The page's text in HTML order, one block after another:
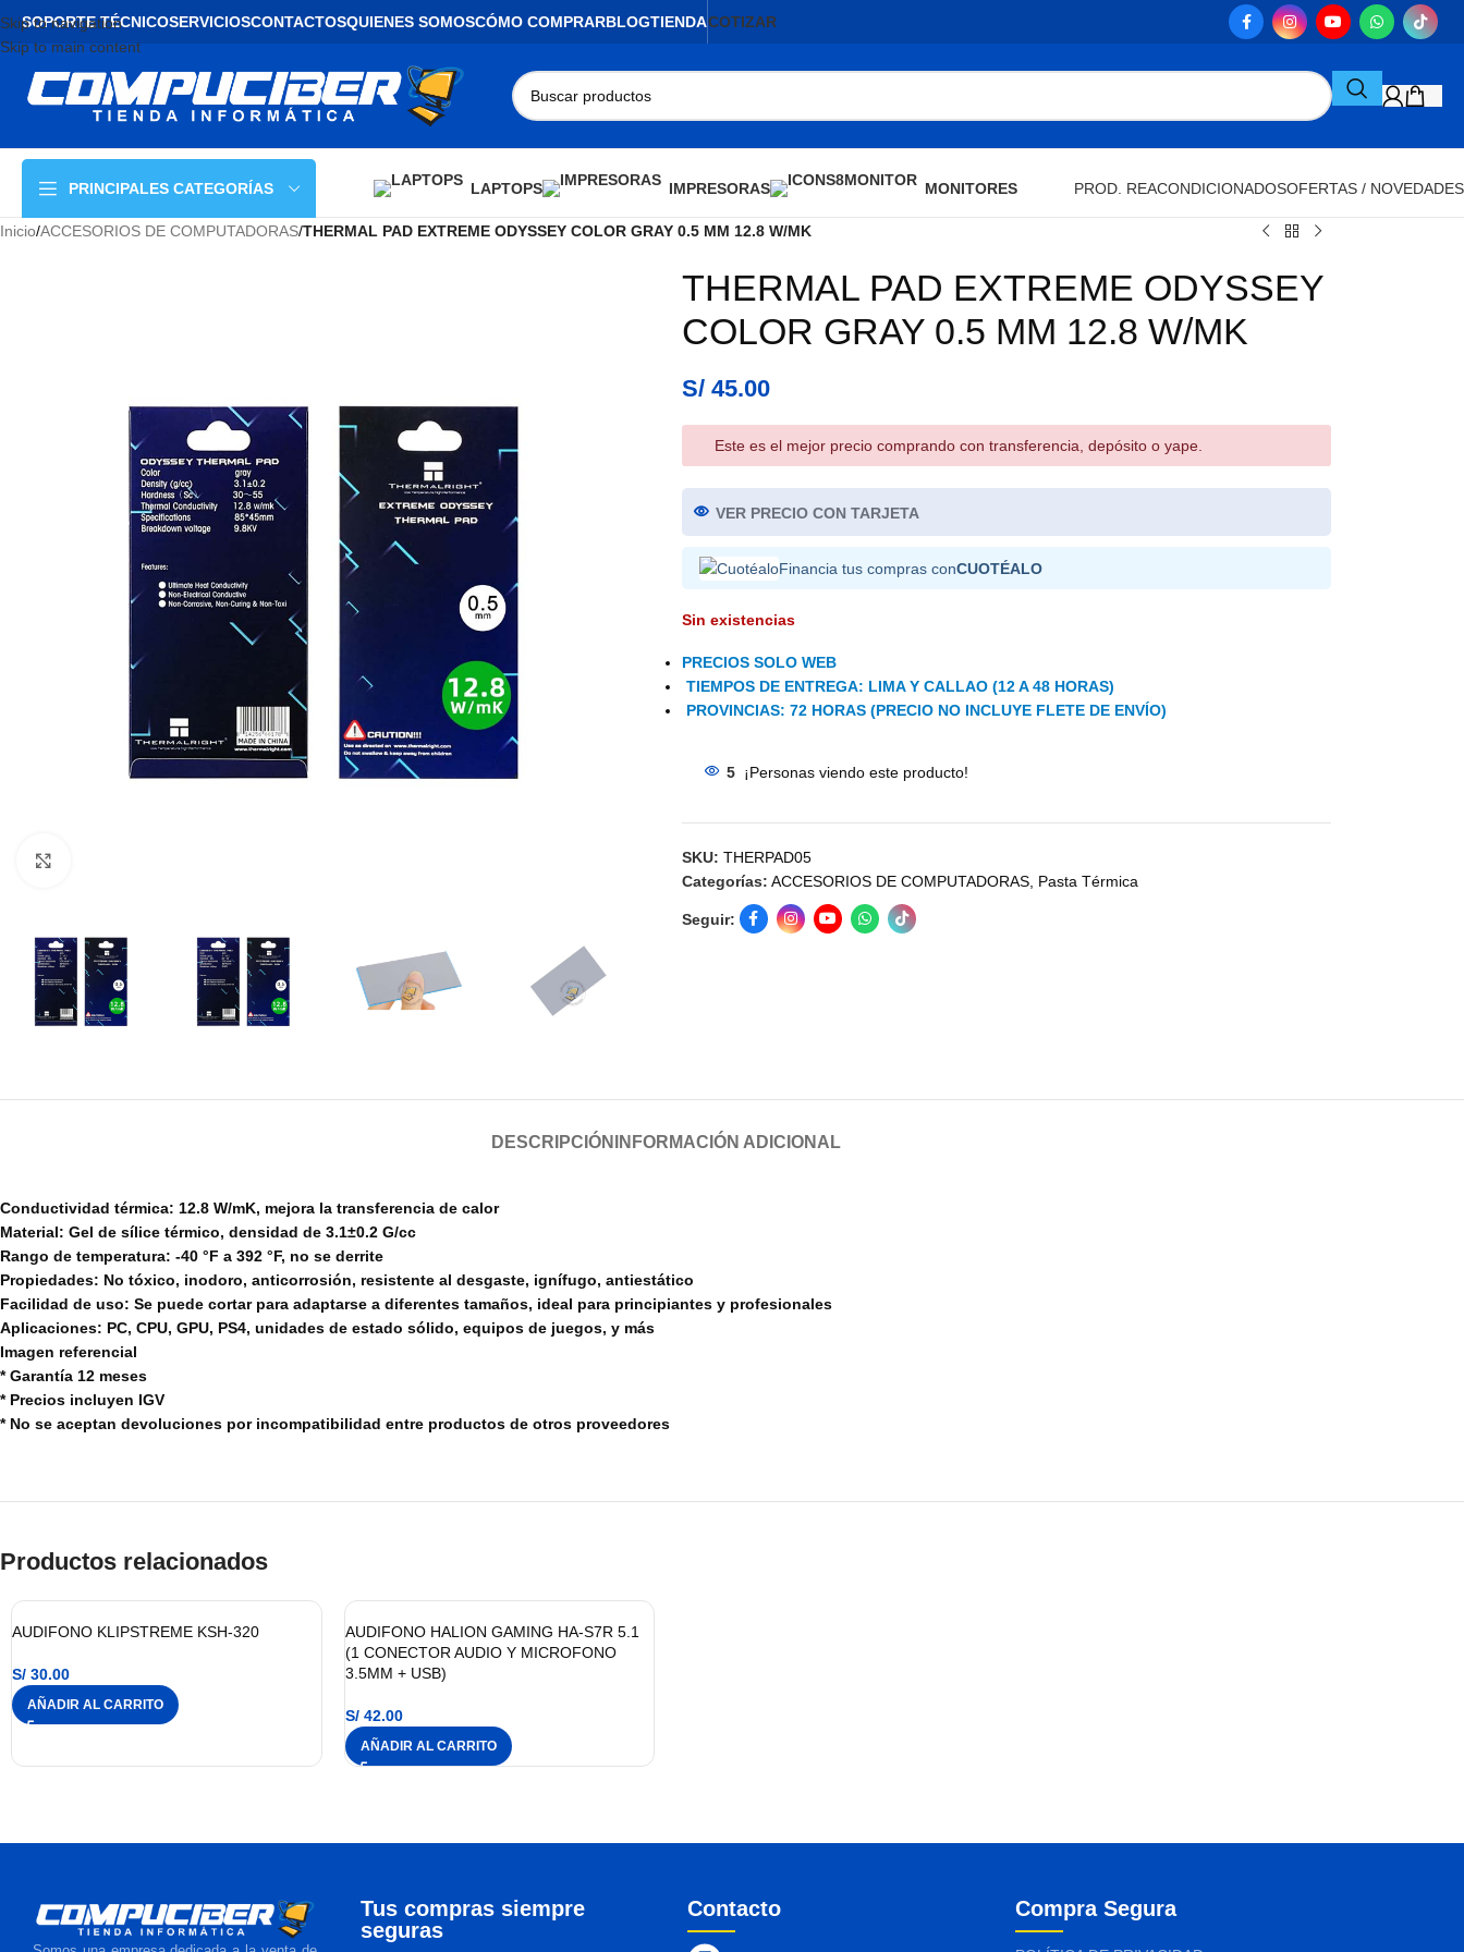
Skip to navigation
Skip to main content
SOPORTE TÉCNICOSERVICIOSCONTACTOSQUIENES SOMOSCÓMO COMPRARBLOGTIENDACOTIZAR
PRINCIPALES CATEGORÍAS LAPTOPS IMPRESORAS MONITORES PROD. REACONDICIONADOSOFERTAS / NOVEDADES
Inicio/ACCESORIOS DE COMPUTADORAS/THERMAL PAD EXTREME ODYSSEY COLOR GRAY 0.5 MM 12.8 W/MK
THERMAL PAD EXTREME ODYSSEY
COLOR GRAY 0.5 MM 12.8 W/MK
S/45.00
Este es el mejor precio comprando con transferencia, depósito o yape.
VER PRECIO CON TARJETA
Financia tus compras conCUOTÉALO
Sin existencias
PRECIOS SOLO WEB
TIEMPOS DE ENTREGA: LIMA Y CALLAO (12 A 48 HORAS)
PROVINCIAS: 72 HORAS (PRECIO NO INCLUYE FLETE DE ENVÍO)
5 ¡Personas viendo este producto!
SKU: THERPAD05
Categorías: ACCESORIOS DE COMPUTADORAS, Pasta Térmica
Seguir:
DESCRIPCIÓN INFORMACIÓN ADICIONAL
Conductividad térmica: 12.8 W/mK, mejora la transferencia de calor
Material: Gel de sílice térmico, densidad de 3.1±0.2 G/cc
Rango de temperatura: -40 °F a 392 °F, no se derrite
Propiedades: No tóxico, inodoro, anticorrosión, resistente al desgaste, ignífugo, antiestático
Facilidad de uso: Se puede cortar para adaptarse a diferentes tamaños, ideal para principiantes y profesionales
Aplicaciones: PC, CPU, GPU, PS4, unidades de estado sólido, equipos de juegos, y más
Imagen referencial
* Garantía 12 meses
* Precios incluyen IGV
* No se aceptan devoluciones por incompatibilidad entre productos de otros proveedores
Productos relacionados
AUDIFONO KLIPSTREME KSH-320
S/ 30.00
AÑADIR AL CARRITO
AUDIFONO HALION GAMING HA-S7R 5.1
(1 CONECTOR AUDIO Y MICROFONO
3.5MM + USB)
S/42.00
AÑADIR AL CARRITO
Tus compras siempre
seguras
Contacto Compra Segura